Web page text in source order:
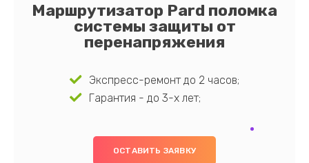
Маршрутизатор Pard поломка
системы защиты от
перенапряжения
Экспресс-ремонт до 2 часов;
Гарантия - до 3-х лет;
ОСТАВИТЬ ЗАЯВКУ